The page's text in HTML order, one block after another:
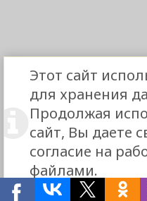
Этот сайт
для хранения
Продолжая
сайт, Вы даете
согласие на
файлами.